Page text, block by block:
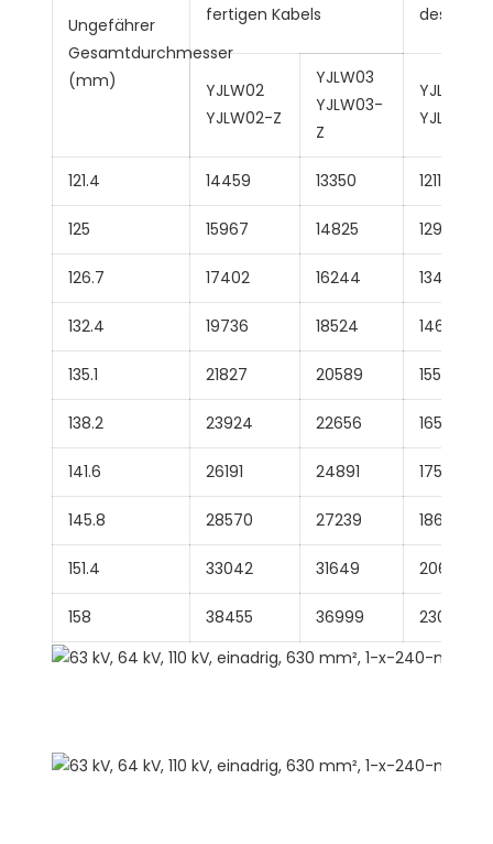
Ungefährer
Gesamtdurchmesser
(mm)
fertigen Kabels
des
YJLW02
YJLW02-Z
YJLW03
YJLW03-
Z
YJLLW02
121.4 14459 13350 12117
125 15967 14825 12958
126.7 17402 16244 13493
132.4 19736 18524 14617
135.1 21827 20589 15578
138.2 23924 22656 16531
141.6 26191 24891 17560
145.8 28570 27239 18609
151.4 33042 31649 20669
158 38455 36999 23018